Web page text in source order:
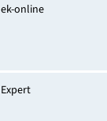
ek-online
Expert